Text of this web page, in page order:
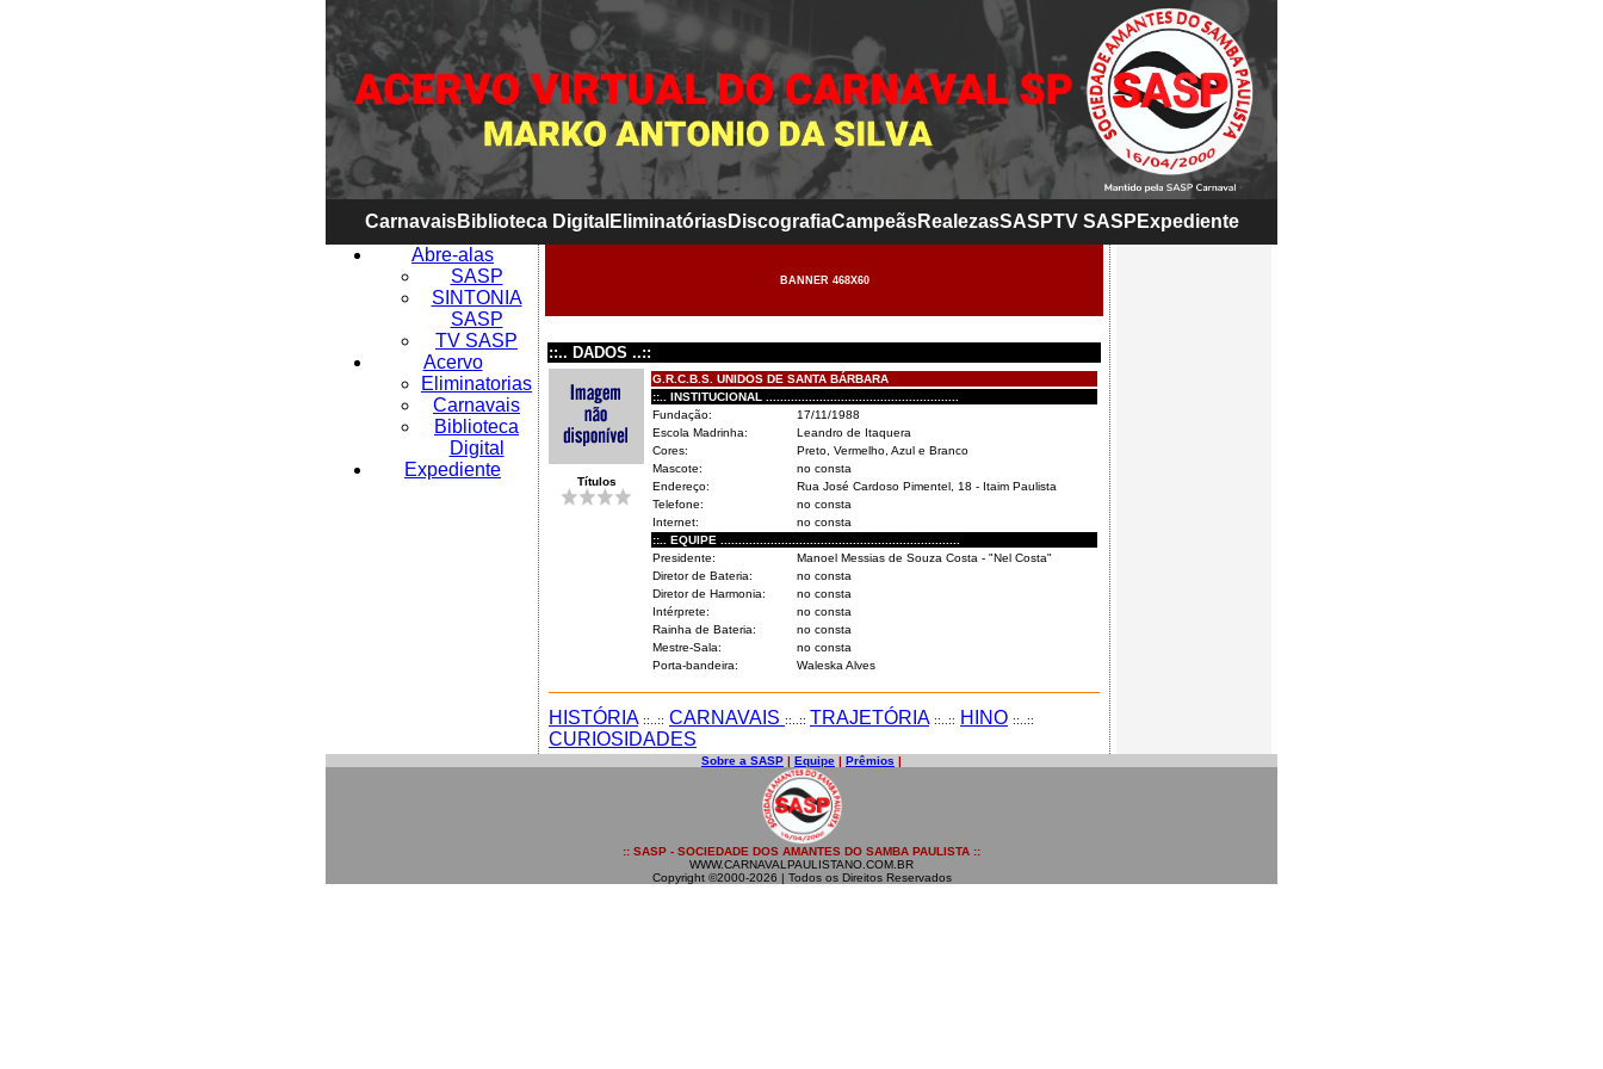
CarnavaisBiblioteca Digital EliminatóriasDiscografiaCampeãsRealezasSASPTV SASP Expediente
Abre-alas
SASP
SINTONIA
SASP
TV SASP
Acervo
Eliminatorias
Carnavais
Biblioteca
Digital
Expediente
BANNER 468X60
::.. DADOS ..::
Títulos
G.R.C.B.S. UNIDOS DE SANTA BÁRBARA
::.. INSTITUCIONAL ......................................................
Fundação:
17/11/1988
Escola Madrinha:
Leandro de Itaquera
Cores:
Preto, Vermelho, Azul e Branco
Mascote:
no consta
Endereço:
Rua José Cardoso Pimentel, 18 - Itaim Paulista
Telefone:
no consta
Internet:
no consta
::.. EQUIPE ...................................................................
Presidente:
Manoel Messias de Souza Costa - "Nel Costa"
Diretor de Bateria:
no consta
Diretor de Harmonia:
no consta
Intérprete:
no consta
Rainha de Bateria:
no consta
Mestre-Sala:
no consta
Porta-bandeira:
Waleska Alves
HISTÓRIA ::..:: CARNAVAIS ::..:: TRAJETÓRIA ::..:: HINO ::..::
CURIOSIDADES
Sobre a SASP | Equipe | Prêmios |
:: SASP - SOCIEDADE DOS AMANTES DO SAMBA PAULISTA ::
WWW.CARNAVALPAULISTANO.COM.BR
Copyright ©2000-2026 | Todos os Direitos Reservados